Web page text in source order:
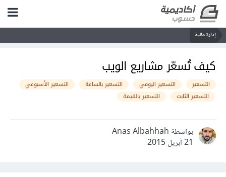
إدارة مالية
كيف تُسعّر مشاريع الويب
التسعير التسعير اليومي التسعير بالساعة
التسعير الأسبوعي
التسعير الثابت
التسعير بالقيمة
بواسطة Anas Albahhah
21 أبريل 2015